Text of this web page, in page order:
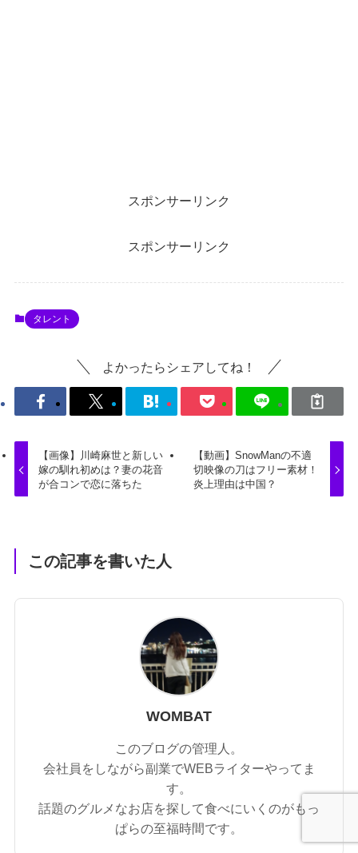
スポンサーリンク
スポンサーリンク
タレント
よかったらシェアしてね！
【画像】川崎麻世と新しい
嫁の馴れ初めは？妻の花音
が合コンで恋に落ちた
【動画】SnowManの不適
切映像の刀はフリー素材！
炎上理由は中国？
この記事を書いた人
WOMBAT
このブログの管理人。
会社員をしながら副業でWEBライターやってま
す。
話題のグルメなお店を探して食べにいくのがもっ
ぱらの至福時間です。